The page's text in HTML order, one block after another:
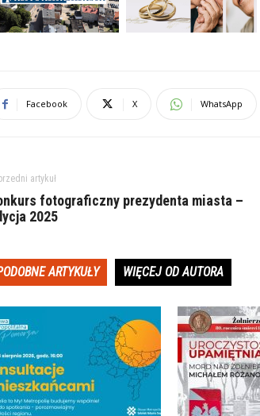
Facebook X WhatsApp
artykuł
fotograficzny prezydenta miasta –
2025
ARTYKUŁY WIĘCEJ OD AUTORA